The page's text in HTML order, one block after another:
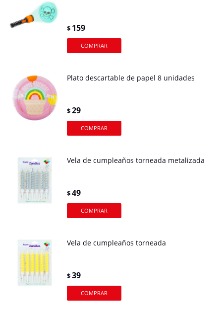
$ 159
Plato descartable de papel 8 unidades
$29
Vela de cumpleaños torneada metalizada
$49
Vela de cumpleaños torneada
$39